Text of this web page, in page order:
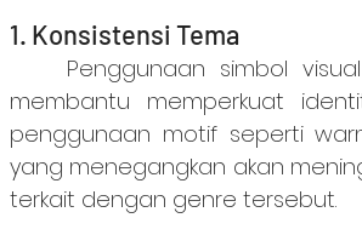
1. Konsistensi Tema
membantu memperkuat
penggunaan motif seperti
yang menegangkan akan
terkait dengan genre tersebut.